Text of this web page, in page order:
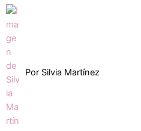
Por Silvia Martínez